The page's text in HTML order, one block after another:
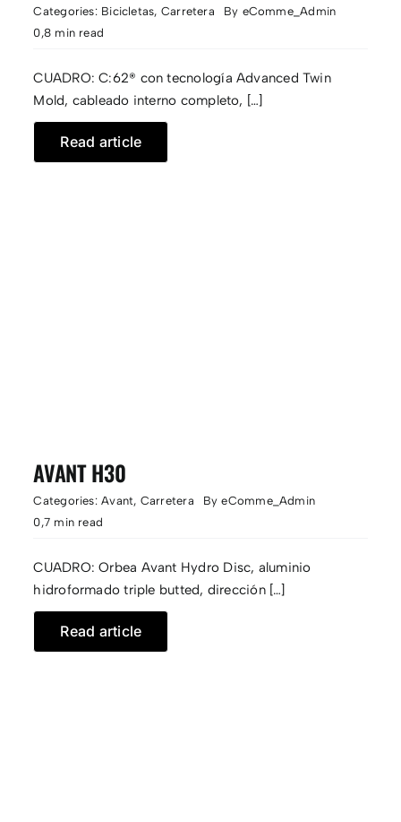
Categories: Bicicletas, Carretera By eComme_Admin
0,8 min read
CUADRO: C:62® con tecnología Advanced Twin
Mold, cableado interno completo, […]
Read article
AVANT H30
Categories:Avant, Carretera ByeComme_Admin
0,7 min read
CUADRO: Orbea Avant Hydro Disc, aluminio
hidroformado triple butted, dirección […]
Read article